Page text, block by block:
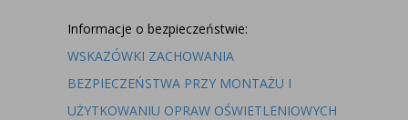
Informacje o bezpieczeństwie:
WSKAZÓWKI ZACHOWANIA
BEZPIECZEŃSTWA PRZY MONTAŻU I
UŻYTKOWANIU OPRAW OŚWIETLENIOWYCH